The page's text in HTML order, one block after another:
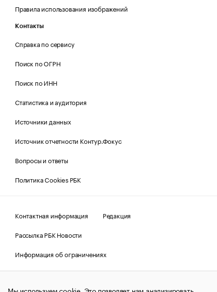
Правила использования изображений
Контакты
Справка по сервису
Поиск по ОГРН
Поиск по ИНН
Статистика и аудитория
Источники данных
Источник отчетности Контур.Фокус
Вопросы и ответы
Политика Cookies РБК
Контактная информация
Редакция
Рассылка РБК Новости
Информация об ограничениях
Правовая информация
О соблюдении авторских прав